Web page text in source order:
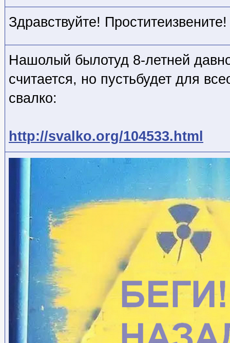
Здравствуйте! Проститеизвените!
Нашолый былотуд 8-летней
считается, но пустьбудет для
свалко:
http://svalko.org/104533.html